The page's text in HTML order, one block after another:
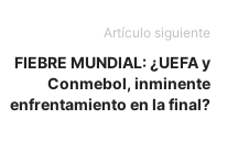
Artículo siguiente
FIEBRE MUNDIAL: ¿UEFA y
Conmebol, inminente
enfrentamiento en la final?